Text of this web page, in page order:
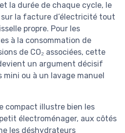
la durée de chaque cycle, le
sur la facture d’électricité tout
propre. Pour les
à la consommation de
de CO₂ associées, cette
un argument décisif
mini ou à un lavage manuel
compact illustre bien les
électroménager, aux côtés
les déshydrateurs